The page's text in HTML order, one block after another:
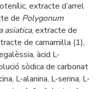
extracte d’arrel
de Polygonum
asiatica, extracte de
de camamilla (1),
àcid L-
sòdica de carbonat
L-alanina, L-serina, L-